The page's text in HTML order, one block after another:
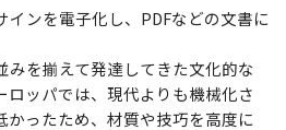
インを電子化し、PDFなどの文書に
みを揃えて発達してきた文化的な
ロッパでは、現代よりも機械化さ
かったため、材質や技巧を高度に